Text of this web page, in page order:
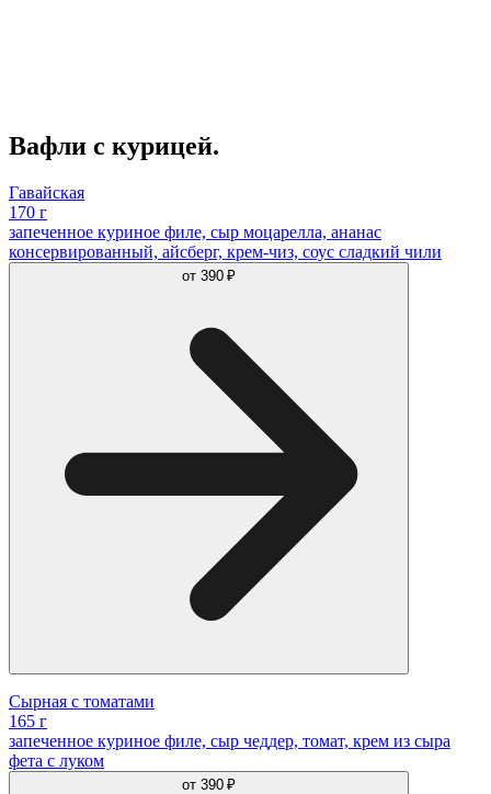
Вафли с курицей.
Гавайская
170 г
запеченное куриное филе, сыр моцарелла, ананас
консервированный, айсберг, крем-чиз, соус сладкий чили
от 390 ₽
Сырная с томатами
165 г
запеченное куриное филе, сыр чеддер, томат, крем из сыра
фета с луком
от 390 ₽